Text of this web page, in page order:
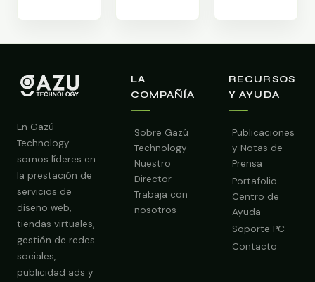
En Gazú
Technology
somos líderes en
la prestación de
servicios de
diseño web,
tiendas virtuales,
gestión de redes
sociales,
publicidad ads y
LA
COMPAÑÍA
Sobre Gazú
Technology
Nuestro
Director
Trabaja con
nosotros
RECURSOS
Y AYUDA
Publicaciones
y Notas de
Prensa
Portafolio
Centro de
Ayuda
Soporte PC
Contacto